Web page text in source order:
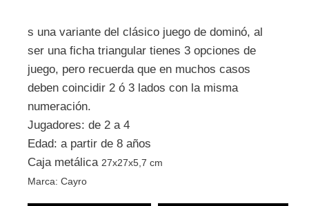
s una variante del clásico juego de dominó, al
ser una ficha triangular tienes 3 opciones de
juego, pero recuerda que en muchos casos
deben coincidir 2 ó 3 lados con la misma
numeración.
Jugadores: de 2 a 4
Edad: a partir de 8 años
Caja metálica 27x27x5,7 cm
Marca: Cayro